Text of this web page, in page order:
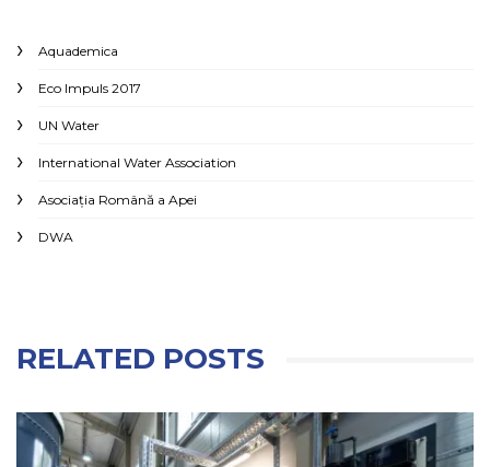
Aquademica
Eco Impuls 2017
UN Water
International Water Association
Asociaţia Română a Apei
DWA
RELATED POSTS